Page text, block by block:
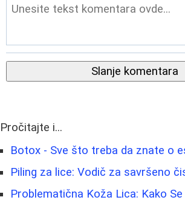
Slanje komentara
Pročitajte i...
Botox - Sve što treba da znate o
Piling za lice: Vodič za savršeno
Problematična Koža Lica: Kako